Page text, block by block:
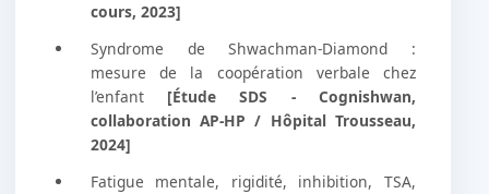
cours, 2023]
Syndrome de Shwachman-Diamond :
mesure de la coopération verbale chez
l’enfant [Étude SDS - Cognishwan,
collaboration AP-HP / Hôpital Trousseau,
2024]
Fatigue mentale, rigidité, inhibition, TSA,